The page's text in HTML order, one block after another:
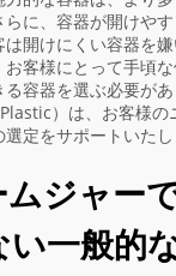
に、容器が開けや
開けにくい容器を
客様にとって手頃な
容器を選ぶ必要が
）は、お客様の
定をサポートいたし
ジャー
一般的